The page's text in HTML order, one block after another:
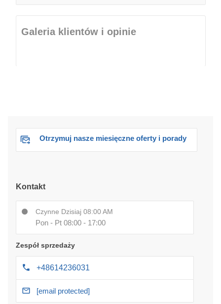
Galeria klientów i opinie
Otrzymuj nasze miesięczne oferty i porady
Kontakt
Czynne Dzisiaj 08:00 AM
Pon - Pt 08:00 - 17:00
Zespół sprzedaży
+48614236031
[email protected]